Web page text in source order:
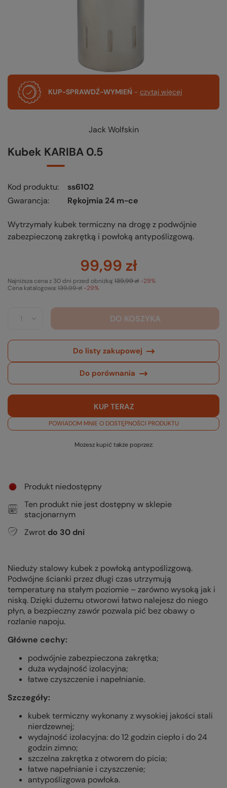
KUP-SPRAWDŹ-WYMIEŃ - czytaj więcej
Jack Wolfskin
Kubek KARIBA 0.5
Kod produktu
ss6102
Gwarancja
Rękojmia 24 m-ce
Wytrzymały kubek termiczny na drogę z podwójnie
zabezpieczoną zakrętką i powłoką antypoślizgową.
99,99 zł
Cena katalogowa:139,99 zł -29%
Najniższa cena z 30 dni przed obniżką:139,99 zł -29%
DO KOSZYKA
Do listy zakupowej
Do porównania
KUP TERAZ
POWIADOM MNIE O DOSTĘPNOŚCI PRODUKTU
Możesz kupić także poprzez:
Produkt niedostępny
Ten produkt nie jest dostępny w sklepie
stacjonarnym
Zwrot do 30 dni
Nieduży stalowy kubek z powłoką antypoślizgową.
Podwójne ścianki przez długi czas utrzymują
temperaturę na stałym poziomie – zarówno wysoką jak i
niską. Dzięki dużemu otworowi łatwo nalejesz do niego
płyn, a bezpieczny zawór pozwala pić bez obawy o
rozlanie napoju.
Główne cechy:
podwójnie zabezpieczona zakrętka;
duża wydajność izolacyjna;
łatwe czyszczenie i napełnianie.
Szczegóły:
kubek termiczny wykonany z wysokiej jakości stali
nierdzewnej;
wydajność izolacyjna: do 12 godzin ciepło i do 24
godzin zimno;
szczelna zakrętka z otworem do picia;
łatwe napełnianie i czyszczenie;
antypoślizgowa powłoka.